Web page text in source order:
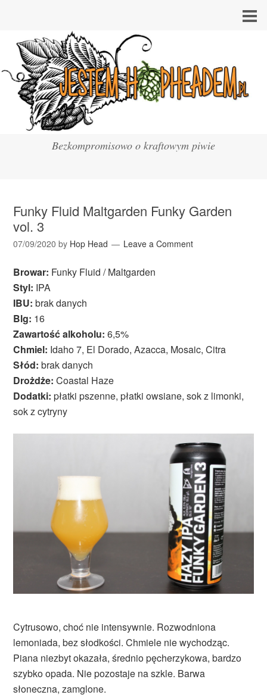
Bezkompromisowo o kraftowym piwie
Funky Fluid Maltgarden Funky Garden
vol. 3
07/09/2020 by Hop Head Leave a Comment
Browar: Funky Fluid / Maltgarden
Styl: IPA
IBU: brak danych
Blg: 16
Zawartość alkoholu: 6,5%
Chmiel: Idaho 7, El Dorado, Azacca, Mosaic, Citra
Słód: brak danych
Drożdże: Coastal Haze
Dodatki: płatki pszenne, płatki owsiane, sok z limonki,
sok z cytryny
Cytrusowo, choć nie intensywnie. Rozwodniona
lemoniada, bez słodkości. Chmiele nie wychodząc.
Piana niezbyt okazała, średnio pęcherzykowa, bardzo
szybko opada. Nie pozostaje na szkle. Barwa
słoneczna, zamglone.